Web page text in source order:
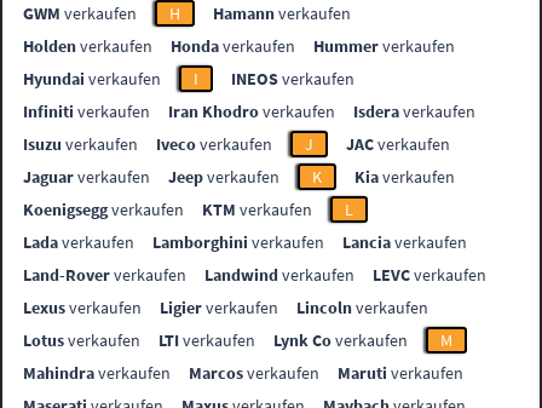
GWM verkaufen H Hamannverkaufen
Holdenverkaufen Hondaverkaufen Hummerverkaufen
Hyundai verkaufen I INEOSverkaufen
Infiniti verkaufen Iran Khodroverkaufen Isderaverkaufen
Isuzu verkaufen Ivecoverkaufen J JACverkaufen
Jaguarverkaufen Jeepverkaufen K Kiaverkaufen
Koenigseggverkaufen KTM verkaufen
L
Ladaverkaufen Lamborghini verkaufen Lanciaverkaufen
Land-Roververkaufen Landwindverkaufen LEVCverkaufen
Lexusverkaufen Ligierverkaufen Lincolnverkaufen
Lotusverkaufen LTIverkaufen Lynk Coverkaufen
M
Mahindraverkaufen Marcosverkaufen Maruti verkaufen